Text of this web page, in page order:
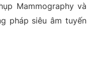
Mammography và
pháp siêu âm tuyến